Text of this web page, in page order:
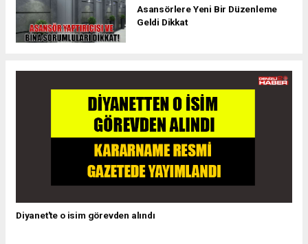
Asansörlere Yeni Bir Düzenleme
Geldi Dikkat
Diyanet'te o isim görevden alındı